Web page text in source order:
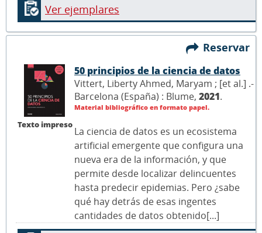
Ver ejemplares
Reservar
Texto impreso
50 principios de la ciencia de datos
Vittert, Liberty Ahmed, Maryam ; [et al.] .-
Barcelona (España) : Blume, 2021.
Material bibliográfico en formato papel.
La ciencia de datos es un ecosistema
artificial emergente que configura una
nueva era de la información, y que
permite desde localizar delincuentes
hasta predecir epidemias. Pero ¿sabe
qué hay detrás de esas ingentes
cantidades de datos obtenido[...]